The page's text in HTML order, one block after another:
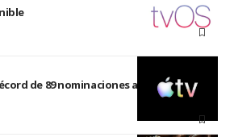
de 89 nominaciones a los premios